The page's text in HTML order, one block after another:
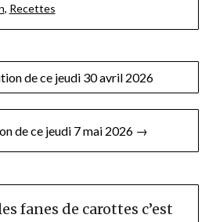
, Recettes
de ce jeudi 30 avril 2026
de ce jeudi 7 mai 2026 →
fanes de carottes c’est